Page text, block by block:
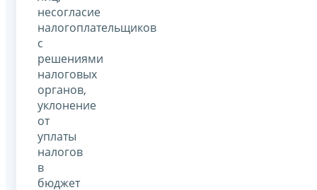
несогласие
налогоплательщиков
с
решениями
налоговых
органов,
уклонение
от
уплаты
налогов
в
бюджет